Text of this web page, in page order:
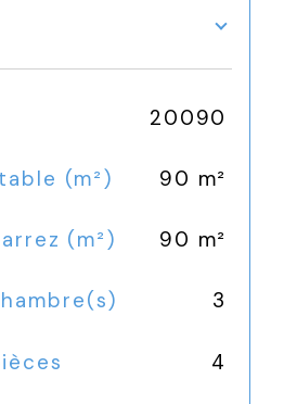
Valeurs
20090
(m²) 90 m²
(m²) 90 m²
3
4